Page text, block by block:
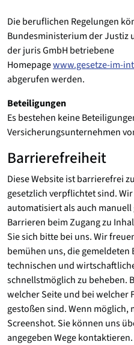
Die beruflichen Regelungen
Bundesministerium der Justiz
der juris GmbH betriebene
Homepagewww.gesetze-im-
abgerufen werden.
Beteiligungen
Es bestehen keine
Versicherungsunternehmen
Barrierefreiheit
Diese Website ist barrierefrei
gesetzlich verpflichtet sind.
automatisiert als auch
Barrieren beim Zugang zu
Sie sich bitte bei uns. Wir
bemühen uns, die gemeldeten
technischen und
schnellstmöglich zu beheben.
welcher Seite und bei welcher
gestoßen sind. Wenn möglich,
Screenshot. Sie können uns
angegeben Wege kontaktieren.